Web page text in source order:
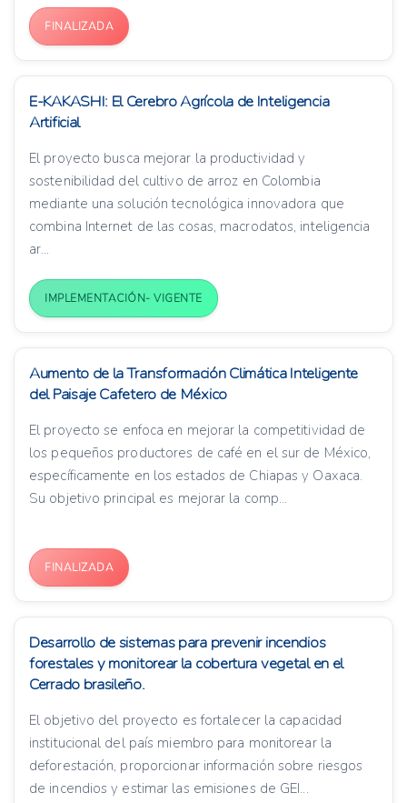
FINALIZADA
E-KAKASHI: El Cerebro Agrícola de Inteligencia
Artificial
El proyecto busca mejorar la productividad y
sostenibilidad del cultivo de arroz en Colombia
mediante una solución tecnológica innovadora que
combina Internet de las cosas, macrodatos, inteligencia
ar...
IMPLEMENTACIÓN- VIGENTE
Aumento de la Transformación Climática Inteligente
del Paisaje Cafetero de México
El proyecto se enfoca en mejorar la competitividad de
los pequeños productores de café en el sur de México,
específicamente en los estados de Chiapas y Oaxaca.
Su objetivo principal es mejorar la comp...
FINALIZADA
Desarrollo de sistemas para prevenir incendios
forestales y monitorear la cobertura vegetal en el
Cerrado brasileño.
El objetivo del proyecto es fortalecer la capacidad
institucional del país miembro para monitorear la
deforestación, proporcionar información sobre riesgos
de incendios y estimar las emisiones de GEI...